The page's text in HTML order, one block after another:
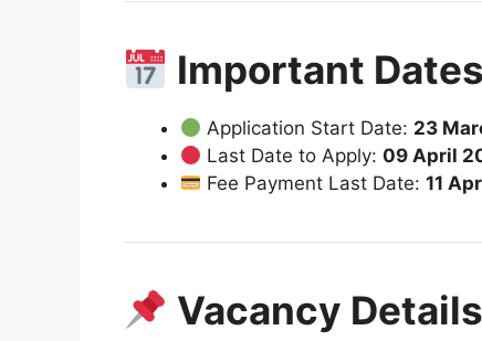
Important Dates
Application Start Date: 23
Last Date to Apply:09 April
Fee Payment Last Date:11
Vacancy Details